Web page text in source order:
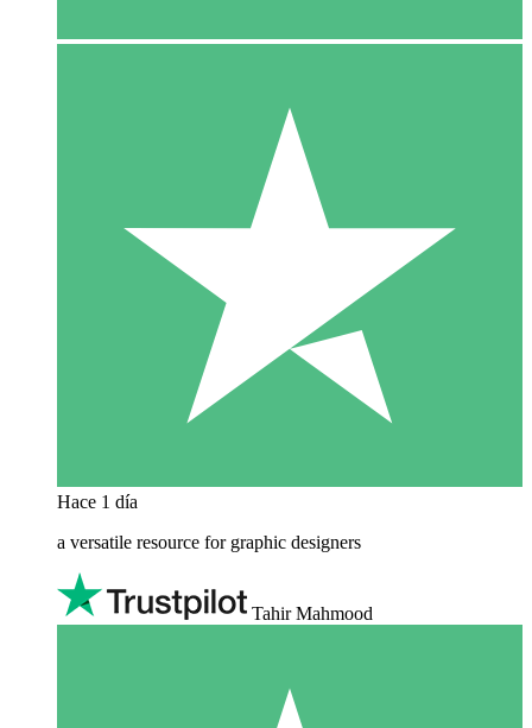
Hace 1 día
a versatile resource for graphic designers
Tahir Mahmood